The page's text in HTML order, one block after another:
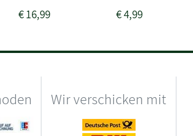
€16,99 €4,99
Wir verschicken mit